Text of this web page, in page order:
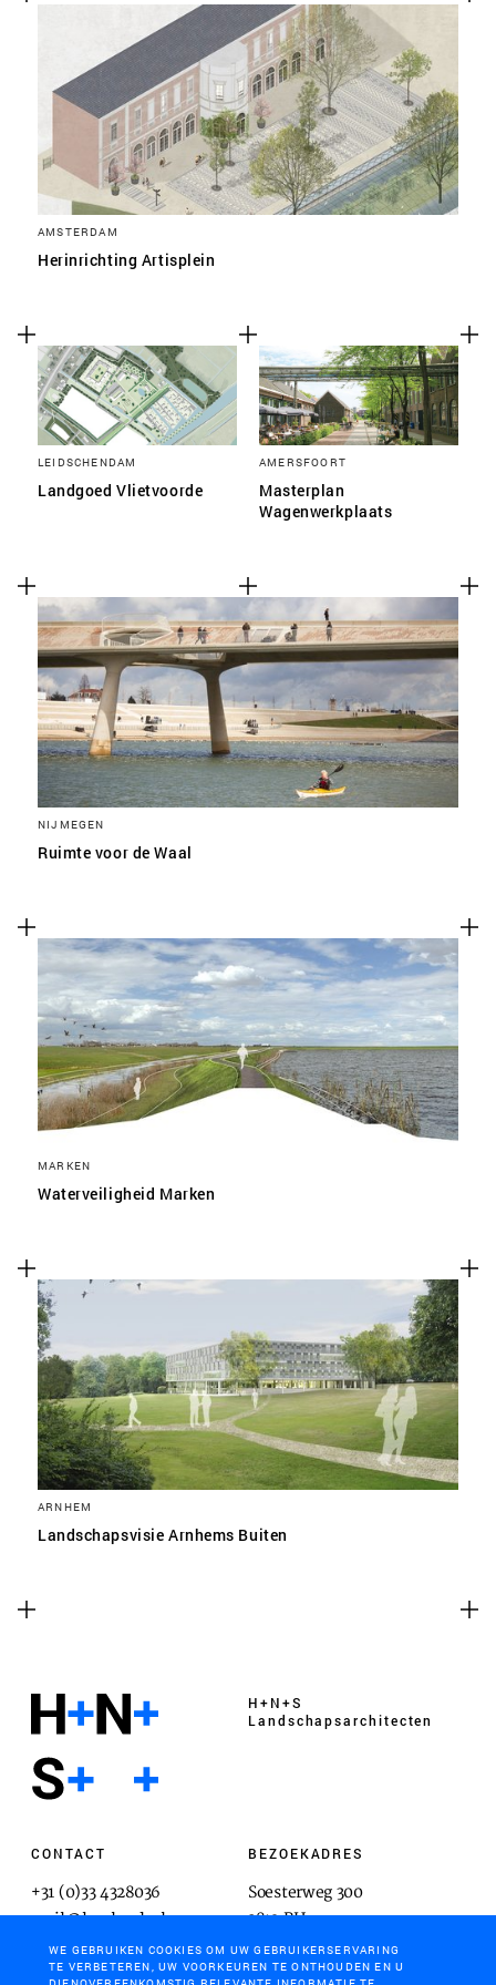
AMSTERDAM
Herinrichting Artisplein
LEIDSCHENDAM
Landgoed Vlietvoorde
AMERSFOORT
Masterplan
Wagenwerkplaats
NIJMEGEN
Ruimte voor de Waal
MARKEN
Waterveiligheid Marken
ARNHEM
Landschapsvisie Arnhems Buiten
H+N+S
Landschaps­architecten
CONTACT
+31 (0)33 4328036
mail@hnsland.nl
BEZOEKADRES
Soesterweg 300
3812 BH
Amersfoort
SLA VOORKEUREN OP
WE GEBRUIKEN COOKIES OM UW GEBRUIKERSERVARING
TE VERBETEREN, UW VOORKEUREN TE ONTHOUDEN EN U